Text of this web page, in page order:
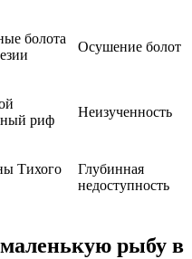
болота
Осушение болот
риф
Неизученность
Тихого
Глубинная
недоступность
рыбу в